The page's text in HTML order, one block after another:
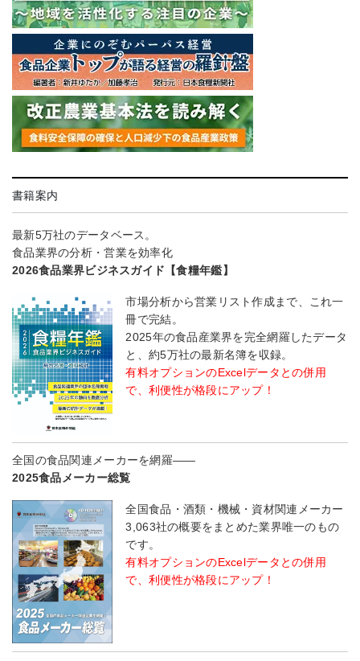
書籍案内
最新5万社のデータベース。
食品業界の分析・営業を効率化
2026食品業界ビジネスガイド【食糧年鑑】
市場分析から営業リスト作成まで、これ一
冊で完結。
2025年の食品産業界を完全網羅したデータ
と、約5万社の最新名簿を収録。
有料オプションのExcelデータとの併用
で、利便性が格段にアップ！
全国の食品関連メーカーを網羅――
2025食品メーカー総覧
全国食品・酒類・機械・資材関連メーカー
3,063社の概要をまとめた業界唯一のもの
です。
有料オプションのExcelデータとの併用
で、利便性が格段にアップ！